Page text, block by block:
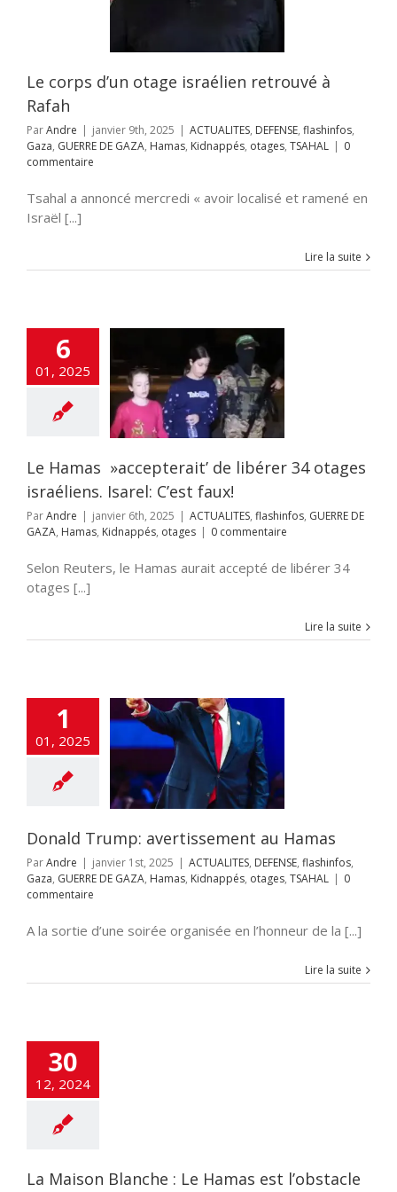
Le corps d’un otage israélien retrouvé à
Rafah
ParAndre | janvier 9th, 2025 | ACTUALITES, DEFENSE, flashinfos,
Gaza, GUERRE DE GAZA, Hamas, Kidnappés, otages, TSAHAL | 0
commentaire
Tsahal a annoncé mercredi « avoir localisé et ramené en
Israël [...]
Lire la suite
6
01, 2025
de
34 otages
otages
Le Hamas »accepterait’ de libérer 34 otages
israéliens. Isarel: C’est faux!
ParAndre janvier 6th, 2025 ACTUALITES, flashinfos, GUERRE DE
GAZA, Hamas, Kidnappés, otages 0 commentaire
Selon Reuters, le Hamas aurait accepté de libérer 34
otages [...]
Lire la suite
1
01, 2025
au
Hamas
DEFENSE
GUERRE
Donald Trump: avertissement au Hamas
ParAndre | janvier 1st, 2025 | ACTUALITES, DEFENSE, flashinfos,
Gaza, GUERRE DE GAZA, Hamas, Kidnappés, otages, TSAHAL | 0
commentaire
A la sortie d’une soirée organisée en l’honneur de la [...]
Lire la suite
30
12, 2024
La Maison Blanche : Le Hamas est l’obstacle